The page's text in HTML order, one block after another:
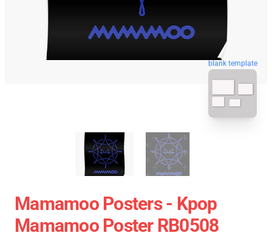
blank template
Mamamoo Posters - Kpop
Mamamoo Poster RB0508